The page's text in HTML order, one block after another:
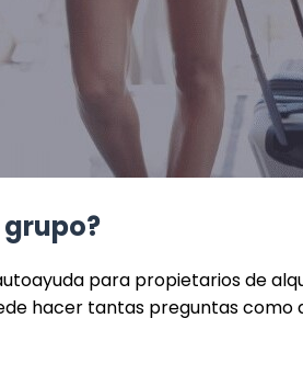
grupo?
para propietarios de
hacer tantas preguntas